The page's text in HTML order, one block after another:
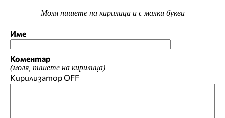
Моля пишете на кирилица и с малки букви
Име
Коментар
(моля, пишете на кирилица)
КирилизаторOFF